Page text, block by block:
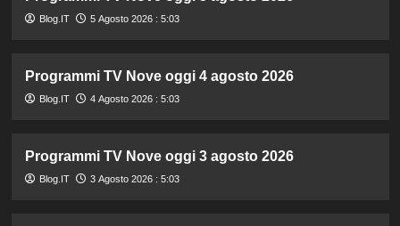
Blog.IT 5 Agosto 2026 : 5:03
Programmi TV Nove oggi 4 agosto 2026
Blog.IT 4 Agosto 2026 : 5:03
Programmi TV Nove oggi 3 agosto 2026
Blog.IT 3 Agosto 2026 : 5:03